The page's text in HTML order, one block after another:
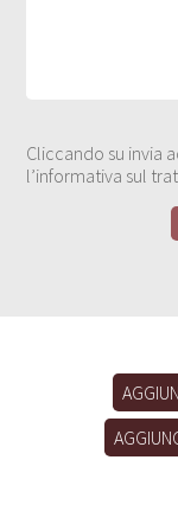
Cliccando su invia
l’informativa sul